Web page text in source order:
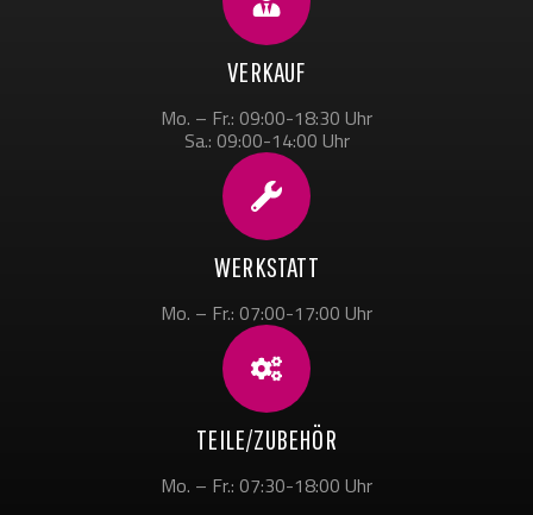
VERKAUF
Mo. – Fr.: 09:00-18:30 Uhr
Sa.: 09:00-14:00 Uhr
WERKSTATT
Mo. – Fr.: 07:00-17:00 Uhr
TEILE/ZUBEHÖR
Mo. – Fr.: 07:30-18:00 Uhr